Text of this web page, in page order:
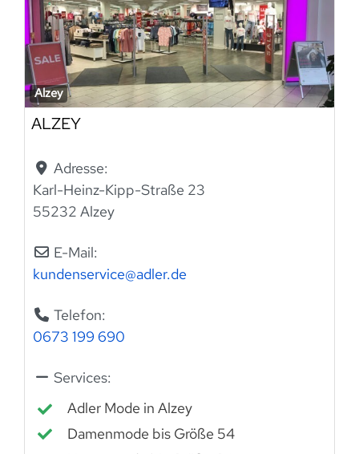
Alzey
ALZEY
Adresse:
Karl-Heinz-Kipp-Straße 23
55232 Alzey
E-Mail:
kundenservice@adler.de
Telefon:
0673 199 690
Services:
Adler Mode in Alzey
Damenmode bis Größe 54